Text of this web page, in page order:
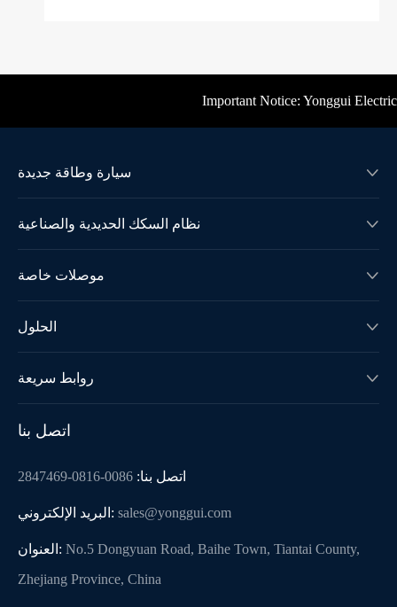
Important Notice: Yonggui
سيارة وطاقة جديدة 
نظام السكك الحديدية والصناعية 
موصلات خاصة 
الحلول 
روابط سريعة 
اتصل بنا
اتصل بنا: 0086-0816-2847469
البريد الإلكتروني: sales@yonggui.com
العنوان: No.5 Dongyuan Road, Baihe Town, Tiantai County,
Zhejiang Province, China